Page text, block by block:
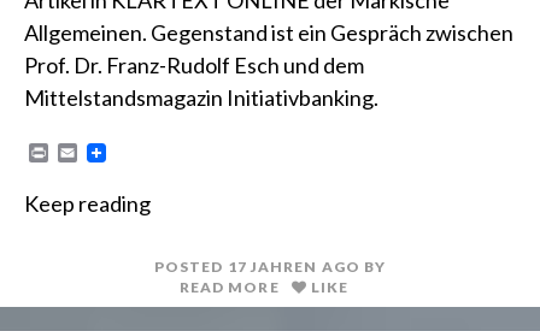
Allgemeinen. Gegenstand ist ein Gespräch zwischen
Prof. Dr. Franz-Rudolf Esch und dem
Mittelstandsmagazin Initiativbanking.
n
E
i
Keep reading
POSTED 17 JAHREN AGO BY
READ MORE
LIKE